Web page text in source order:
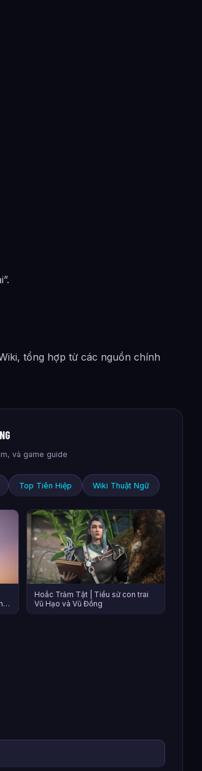
tổng hợp từ các nguồn chính
và game guide
Top Tiên Hiệp Wiki Thuật Ngữ
Hoắc Trảm Tật | Tiểu sử con trai
Vũ Hạo và Vũ Đồng